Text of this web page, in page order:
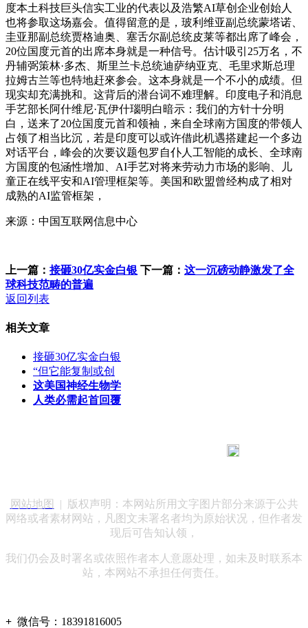
度本土科技巨头信实工业的代表以及浩繁AI草创企业创始人
也将参取这场嘉会。值得留意的是，玻利维亚副总统蒙塔诺、
圭亚那副总统贾格迪奥、塞舌尔副总统皮莱等都出席了峰会，
20位国度元首的出席本身就是一种信号。估计吸引25万名，不
丹辅弼策林·多杰、斯里兰卡总统迪萨纳亚克、毛里求斯总理
拉姆古兰等也特地赶來参会。这本身就是一个不小的成绩。但
现实却充满挑和。这背后的潜台词不难理解。印度电子和消息
手艺部长阿什维尼·瓦伊什瑙明白暗示：我们的方针十分明
白，送来了20位国度元首和领袖，来自全球南方国度的带领人
占领了相当比沉，若是印度可以或许借此机遇搭建起一个多边
对话平台，峰会的次要议题包罗自仆人工智能的成长、全球南
方国度的包涵性增加、AI手艺对将来劳动力市场的影响、儿
童正在线平安和AI管理框架等。美国和欧盟曾经构成了相对
成熟的AI监管框架，
来源：中国互联网信息中心
上一篇： 接砸30亿实金白银 下一篇： 这一沉磅动静激发了全
球科技范畴的普遍
返回列表
相关文章
接砸30亿实金白银
“但它能复制或创
这美国神经生物学
人类必需起首回覆
网站地图
| 版权声明：本网站所用文字图片部分来源于公共
网络或者素材网站，凡图文未署名者均为原始状况，但作者发
现后可告知认领，
我们仍会及时署名或依照作者本人意愿处理，如未及时联系本
站，本网站不承担任何责任。
+ 微信号： 18391816005